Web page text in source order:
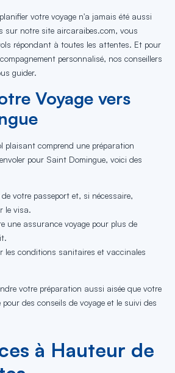
votre voyage n'a jamais été aussi
sur notre site aircaraibes.com, vous
répondant à toutes les attentes. Et pour
personnalisé, nos conseillers
guider.
Voyage vers
plaisant comprend une préparation
pour Saint Domingue, voici des
votre passeport et, si nécessaire,
le visa.
une assurance voyage pour plus de
les conditions sanitaires et vaccinales
votre préparation aussi aisée que votre
des conseils de voyage et le suivi des
à Hauteur de